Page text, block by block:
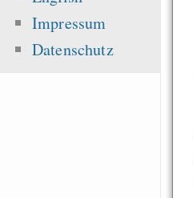
Impressum
Datenschutz